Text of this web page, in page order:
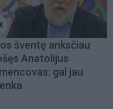
šventę anksčiau
Anatolijus
gal jau